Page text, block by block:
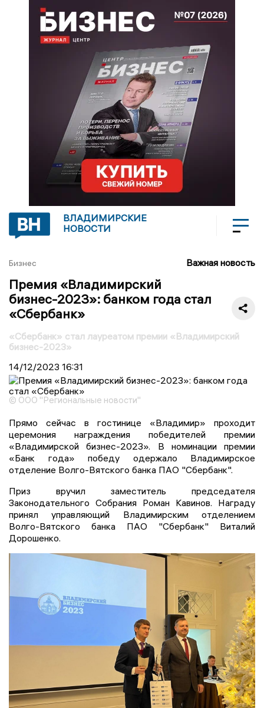
ВЛАДИМИРСКИЕ
НОВОСТИ
Бизнес Важная новость
Премия «Владимирский
бизнес-2023»: банком года стал
«Сбербанк»
«Сбербанк» стал лауреатом премии «Владимирский
бизнес-2023»
14/12/2023 16:31
© ООО "Региональные новости"
Прямо сейчас в гостинице «Владимир» проходит
церемония награждения победителей премии
«Владимирской бизнес-2023». В номинации премии
«Банк года» победу одержало Владимирское
отделение Волго-Вятского банка ПАО "Сбербанк".
Приз вручил заместитель председателя
Законодательного Собрания Роман Кавинов. Награду
принял управляющий Владимирским отделением
Волго-Вятского банка ПАО "Сбербанк" Виталий
Дорошенко.